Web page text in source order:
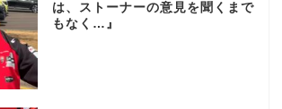
は、ストーナーの意見を聞くまで
もなく…』